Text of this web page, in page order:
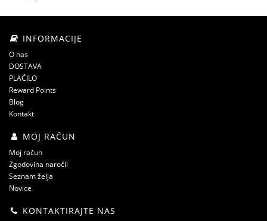
INFORMACIJE
O nas
DOSTAVA
PLAČILO
Reward Points
Blog
Kontakt
MOJ RAČUN
Moj račun
Zgodovina naročil
Seznam želja
Novice
KONTAKTIRAJTE NAS